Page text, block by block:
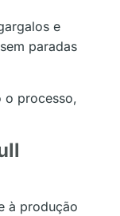
e
paradas
o processo,
à produção